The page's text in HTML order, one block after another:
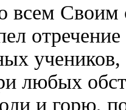
всем Своим
любых
и горю,